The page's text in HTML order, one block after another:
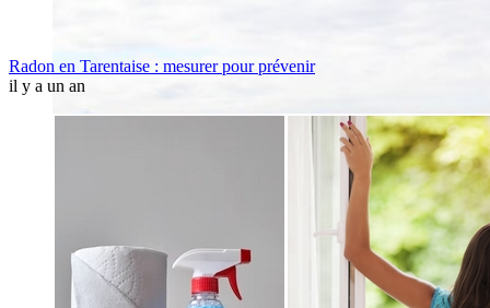
Radon en Tarentaise : mesurer pour prévenir
il y a un an